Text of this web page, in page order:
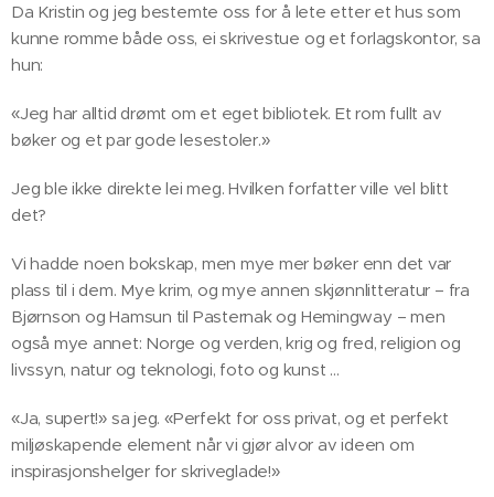
Da Kristin og jeg bestemte oss for å lete etter et hus som
kunne romme både oss, ei skrivestue og et forlagskontor, sa
hun:
«Jeg har alltid drømt om et eget bibliotek. Et rom fullt av
bøker og et par gode lesestoler.»
Jeg ble ikke direkte lei meg. Hvilken forfatter ville vel blitt
det?
Vi hadde noen bokskap, men mye mer bøker enn det var
plass til i dem. Mye krim, og mye annen skjønnlitteratur – fra
Bjørnson og Hamsun til Pasternak og Hemingway – men
også mye annet: Norge og verden, krig og fred, religion og
livssyn, natur og teknologi, foto og kunst …
«Ja, supert!» sa jeg. «Perfekt for oss privat, og et perfekt
miljøskapende element når vi gjør alvor av ideen om
inspirasjonshelger for skriveglade!»